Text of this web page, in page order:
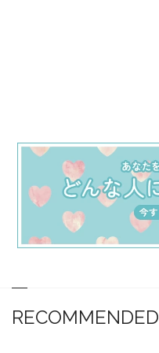
RECOMMENDED